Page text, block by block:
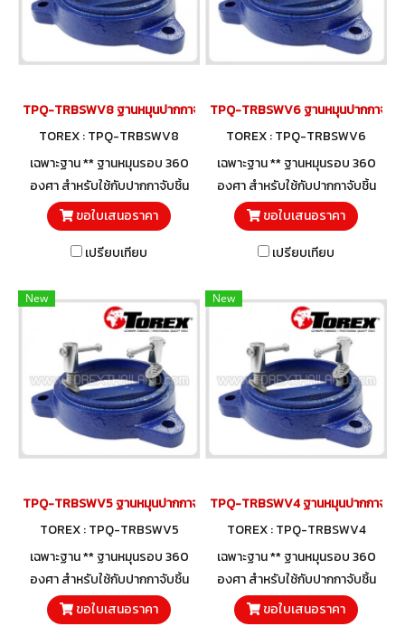
TPQ-TRBSWV8 ฐานหมุนปากกาจับชิ้นงาน 200 มม. (8")
TOREX : TPQ-TRBSWV8
เฉพาะฐาน ** ฐานหมุนรอบ 360
องศา สำหรับใช้กับปากกาจับชิ้น
งาน ปากกาจับเหล็ก TOREX
TPQ-TRBVFB Series
ขอใบเสนอราคา
เปรียบเทียบ
TPQ-TRBSWV6 ฐานหมุนปากกาจับ
TOREX : TPQ-TRBSWV6
เฉพาะฐาน ** ฐานหมุนรอบ 360
องศา สำหรับใช้กับปากกาจับชิ้น
งาน ปากกาจับเหล็ก TOREX
TPQ-TRBVFB Series
ขอใบเสนอราคา
เปรียบเทียบ
New
TPQ-TRBSWV5 ฐานหมุนปากกาจับชิ้นงาน 100 มม. (5")
TOREX : TPQ-TRBSWV5
เฉพาะฐาน ** ฐานหมุนรอบ 360
องศา สำหรับใช้กับปากกาจับชิ้น
งาน ปากกาจับเหล็ก TOREX
TPQ-TRBVFB Series
ขอใบเสนอราคา
New
TPQ-TRBSWV4 ฐานหมุนปากกาจับ
TOREX : TPQ-TRBSWV4
เฉพาะฐาน ** ฐานหมุนรอบ 360
องศา สำหรับใช้กับปากกาจับชิ้น
งาน ปากกาจับเหล็ก TOREX
TPQ-TRBVFB Series
ขอใบเสนอราคา